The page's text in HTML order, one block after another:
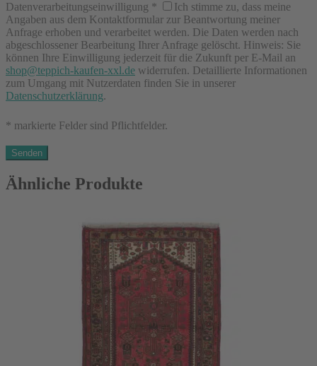
Datenverarbeitungseinwilligung *
Ich stimme zu, dass meine
Angaben aus dem Kontaktformular zur Beantwortung meiner
Anfrage erhoben und verarbeitet werden. Die Daten werden nach
abgeschlossener Bearbeitung Ihrer Anfrage gelöscht. Hinweis: Sie
können Ihre Einwilligung jederzeit für die Zukunft per E-Mail an
shop@teppich-kaufen-xxl.de widerrufen. Detaillierte Informationen
zum Umgang mit Nutzerdaten finden Sie in unserer
Datenschutzerklärung.
* markierte Felder sind Pflichtfelder.
Ähnliche Produkte